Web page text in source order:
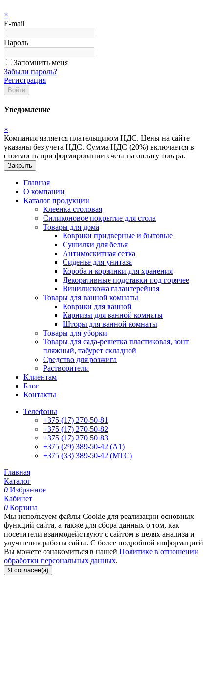
×
E-mail
Пароль
Запомнить меня
Забыли пароль?
Регистрация
Войти
Уведомление
×
Компания является плательщиком НДС. Цены на сайте
указаны без учета НДС. Сумма НДС (20%) включается в
стоимость при формировании счета на оплату товара.
Закрыть
Главная
О компании
Каталог продукции
Клеенка столовая
Силиконовое покрытие для стола
Товары для дома
Коврики придверные и бытовые
Сушилки для белья
Антимоскитная сетка
Сиденье для унитаза
Короба и корзинки для хранения
Декоративные подставки под горячее
Винилискожа галантерейная
Товары для ванной комнаты
Коврики для ванной
Карнизы для ванной комнаты
Шторы для ванной комнаты
Товары для уборки
Товары для сада-решетка пластиковая, зонт
пляжный, табурет складной
Средство для розжига
Растворители
Клиентам
Блог
Контакты
Телефоны
+375 (17) 270-50-81
+375 (17) 270-50-82
+375 (17) 270-50-83
+375 (29) 389-50-42 (А1)
+375 (33) 389-50-42 (МТС)
Главная
Каталог
0 Избранное
Кабинет
0 Корзина
Мы используем файлы Cookie для реализации основных
функций сайта, а также для сбора данных о том, как
посетители взаимодействуют с сайтом в целях анализа и
улучшения работы сайта. С более подробной информацией
Вы можете ознакомиться в нашей Политике в отношении
обработки персональных данных.
Я согласен(а)